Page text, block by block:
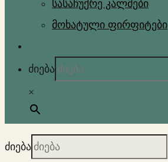
სასაჩუქრე კალმები
მოხატული ფირფიტები
ძიება
×
ძიება